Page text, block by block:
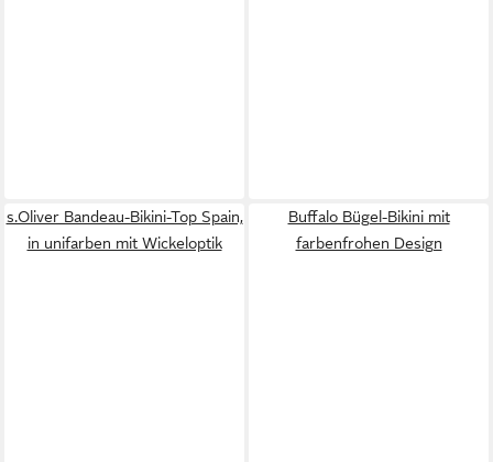
s.Oliver Bandeau-Bikini-Top Spain,
in unifarben mit Wickeloptik
Buffalo Bügel-Bikini mit
farbenfrohen Design